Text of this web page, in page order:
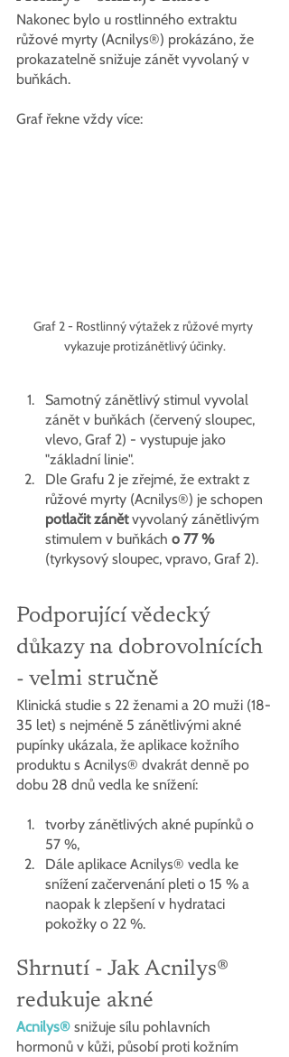
Nakonec bylo u rostlinného extraktu
růžové myrty (Acnilys®) prokázáno, že
prokazatelně snižuje zánět vyvolaný v
buňkách.
Graf řekne vždy více:
Graf 2 - Rostlinný výtažek z růžové myrty
vykazuje protizánětlivý účinky.
Samotný zánětlivý stimul vyvolal
zánět v buňkách (červený sloupec,
vlevo, Graf 2) - vystupuje jako
"základní linie".
Dle Grafu 2 je zřejmé, že extrakt z
růžové myrty (Acnilys®) je schopen
potlačit zánět vyvolaný zánětlivým
stimulem v buňkách o 77 %
(tyrkysový sloupec, vpravo, Graf 2).
Podporující vědecký
důkazy na dobrovolnících
- velmi stručně
Klinická studie s 22 ženami a 20 muži (18-
35 let) s nejméně 5 zánětlivými akné
pupínky ukázala, že aplikace kožního
produktu s Acnilys® dvakrát denně po
dobu 28 dnů vedla ke snížení:
tvorby zánětlivých akné pupínků o
57 %,
Dále aplikace Acnilys® vedla ke
snížení začervenání pleti o 15 % a
naopak k zlepšení v hydrataci
pokožky o 22 %.
Shrnutí - Jak Acnilys®
redukuje akné
Acnilys® snižuje sílu pohlavních
hormonů v kůži, působí proti kožním